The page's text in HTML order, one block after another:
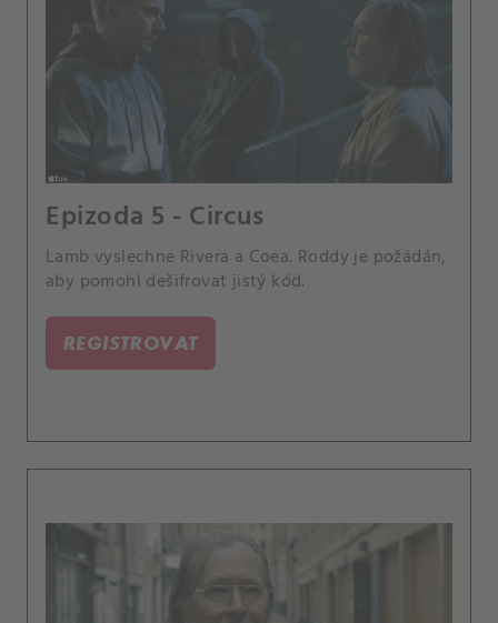
Epizoda 5 - Circus
Lamb vyslechne Rivera a Coea. Roddy je požádán,
aby pomohl dešifrovat jistý kód.
REGISTROVAT